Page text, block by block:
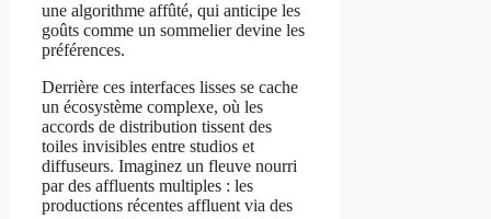
une algorithme affûté, qui anticipe les
goûts comme un sommelier devine les
préférences.
Derrière ces interfaces lisses se cache
un écosystème complexe, où les
accords de distribution tissent des
toiles invisibles entre studios et
diffuseurs. Imaginez un fleuve nourri
par des affluents multiples : les
productions récentes affluent via des